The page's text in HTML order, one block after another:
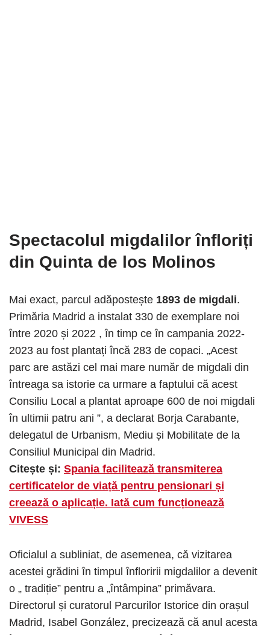
Spectacolul migdalilor înfloriți
din Quinta de los Molinos
Mai exact, parcul adăpostește 1893 de migdali.
Primăria Madrid a instalat 330 de exemplare noi
între 2020 și 2022 , în timp ce în campania 2022-
2023 au fost plantați încă 283 de copaci. „Acest
parc are astăzi cel mai mare număr de migdali din
întreaga sa istorie ca urmare a faptului că acest
Consiliu Local a plantat aproape 600 de noi migdali
în ultimii patru ani ”, a declarat Borja Carabante,
delegatul de Urbanism, Mediu și Mobilitate de la
Consiliul Municipal din Madrid.
Citește și: Spania facilitează transmiterea
certificatelor de viață pentru pensionari și
creează o aplicație. Iată cum funcționează
VIVESS
Oficialul a subliniat, de asemenea, că vizitarea
acestei grădini în timpul înfloririi migdalilor a devenit
o „ tradiție” pentru a „întâmpina” primăvara.
Directorul și curatorul Parcurilor Istorice din orașul
Madrid, Isabel González, precizează că anul acesta